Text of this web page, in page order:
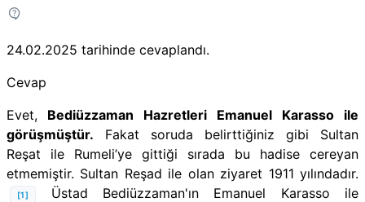
24.02.2025 tarihinde cevaplandı.
Cevap
Evet, Bediüzzaman Hazretleri Emanuel Karasso ile
görüşmüştür. Fakat soruda belirttiğiniz gibi Sultan
Reşat ile Rumeli’ye gittiği sırada bu hadise cereyan
etmemiştir. Sultan Reşad ile olan ziyaret 1911 yılındadır.
[1]
Üstad Bediüzzaman'ın Emanuel Karasso ile